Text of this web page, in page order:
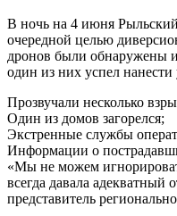
В ночь на 4 июня
очередной целью
дронов были обнаружены
один из них успел нанести
Прозвучали несколько
Один из домов загорелся;
Экстренные службы
Информации о
«Мы не можем
всегда давала адекватный
представитель